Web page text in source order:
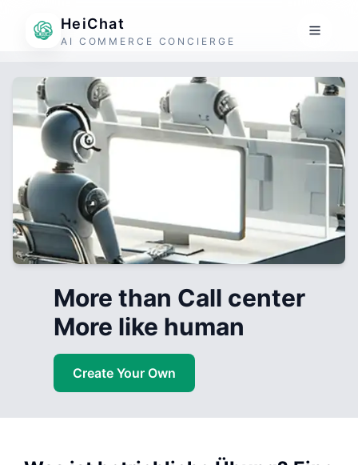
HeiChat
AI COMMERCE CONCIERGE
More than Call center
More like human
Create Your Own